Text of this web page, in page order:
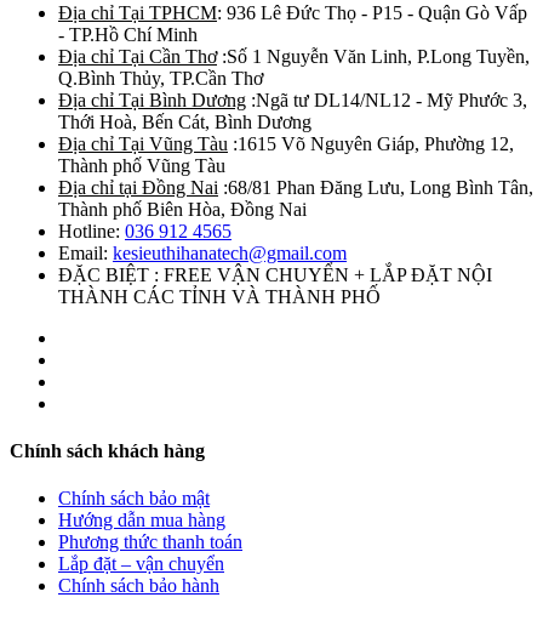
Địa chỉ Tại TPHCM: 936 Lê Đức Thọ - P15 - Quận Gò Vấp
- TP.Hồ Chí Minh
Địa chỉ Tại Cần Thơ:Số 1 Nguyễn Văn Linh, P.Long Tuyền,
Q.Bình Thủy, TP.Cần Thơ
Địa chỉ Tại Bình Dương :Ngã tư DL14/NL12 - Mỹ Phước 3,
Thới Hoà, Bến Cát, Bình Dương
Địa chỉ Tại Vũng Tàu :1615 Võ Nguyên Giáp, Phường 12,
Thành phố Vũng Tàu
Địa chỉ tại Đồng Nai :68/81 Phan Đăng Lưu, Long Bình Tân,
Thành phố Biên Hòa, Đồng Nai
Hotline: 036 912 4565
Email: kesieuthihanatech@gmail.com
ĐẶC BIỆT : FREE VẬN CHUYỂN + LẮP ĐẶT NỘI
THÀNH CÁC TỈNH VÀ THÀNH PHỐ
Chính sách khách hàng
Chính sách bảo mật
Hướng dẫn mua hàng
Phương thức thanh toán
Lắp đặt – vận chuyển
Chính sách bảo hành